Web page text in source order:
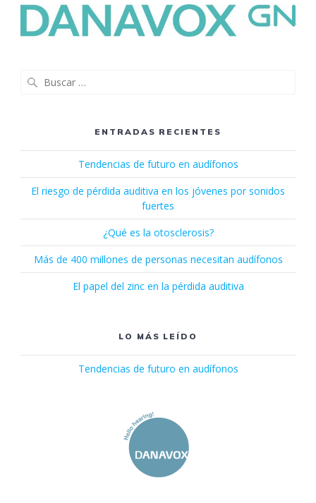
ENTRADAS RECIENTES
Tendencias de futuro en audífonos
El riesgo de pérdida auditiva en los jóvenes por sonidos
fuertes
¿Qué es la otosclerosis?
Más de 400 millones de personas necesitan audífonos
El papel del zinc en la pérdida auditiva
LO MÁS LEÍDO
Tendencias de futuro en audífonos